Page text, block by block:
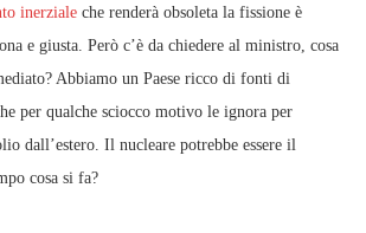
inerziale che renderà obsoleta la fissione è
e giusta. Però c’è da chiedere al ministro, cosa
Abbiamo un Paese ricco di fonti di
per qualche sciocco motivo le ignora per
dall’estero. Il nucleare potrebbe essere il
cosa si fa?